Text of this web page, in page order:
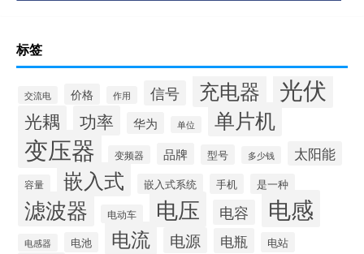
标签
交流电 价格 作用 信号 充电器 光伏
光耦 功率 华为 单位 单片机
变压器 变频器 品牌 型号 多少钱 太阳能
容量 嵌入式 嵌入式系统 手机 是一种
滤波器 电动车 电压 电容 电感
电感器 电池 电流 电源 电瓶 电站